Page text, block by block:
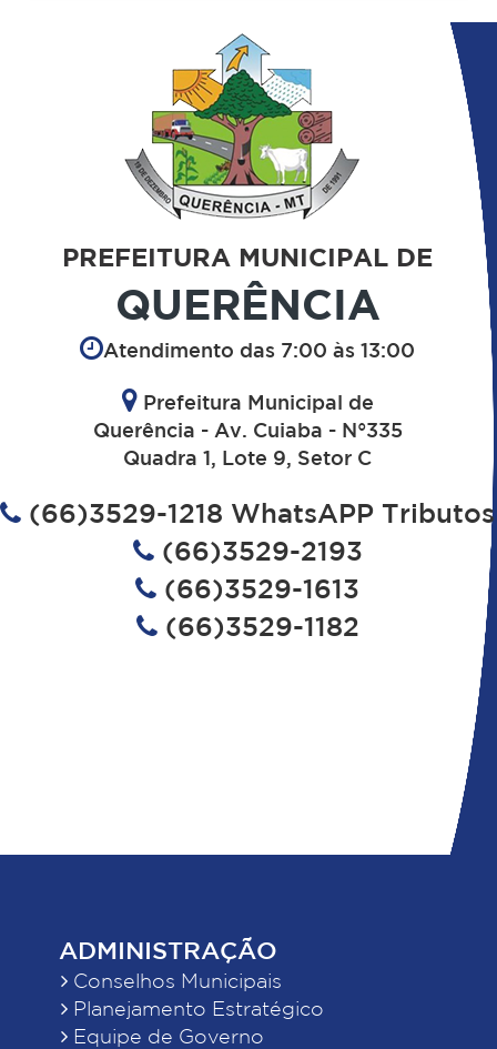
PREFEITURA MUNICIPAL DE
QUERÊNCIA
Atendimento das 7:00 às 13:00
Prefeitura Municipal de
Querência - Av. Cuiaba - N°335
Quadra 1, Lote 9, Setor C
(66)3529-1218 WhatsAPP Tributos
(66)3529-2193
(66)3529-1613
(66)3529-1182
ADMINISTRAÇÃO
Conselhos Municipais
Planejamento Estratégico
Equipe de Governo